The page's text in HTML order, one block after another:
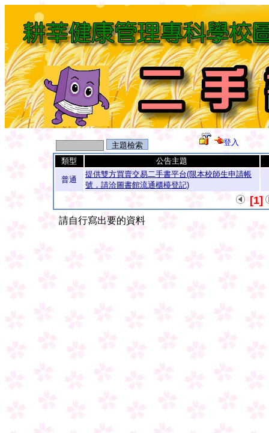
登入
類型 公告主題
普通
提供雙方買賣交易二手書平台(限本校師生申請帳
號，請洽圖書館流通櫃檯登記)
[1]